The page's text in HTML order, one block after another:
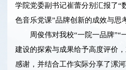
学院党委副书记崔蕾分别汇报了“
色音乐党课”品牌创新的成效与思
周俊伟对我校“一院一品牌”“
建设的探索与成果给予高度评价
感谢，并结合工作实际分享了漯